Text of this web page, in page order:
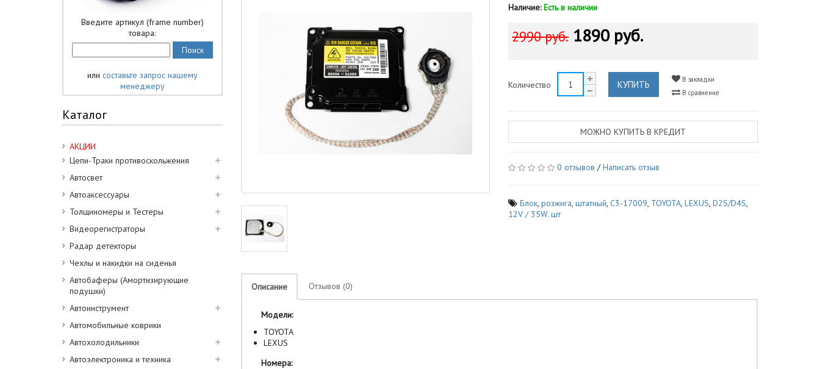
Введите артикул (frame number)
товара:
или составьте запрос нашему
менеджеру
Каталог
АКЦИИ
Цепи-Траки противоскольжения
Автосвет
Автоаксессуары
Толщиномеры и Тестеры
Видеорегистраторы
Радар детекторы
Чехлы и накидки на сиденья
Автобаферы (Амортизирующие
подушки)
Автоинструмент
Автомобильные коврики
Автохолодильники
Автоэлектроника и техника
Наличие: Есть в наличии
2990 руб. 1890 руб.
Количество КУПИТЬ
В закладки
В сравнение
МОЖНО КУПИТЬ В КРЕДИТ
0 отзывов /Написать отзыв
Блок,розжига,штатный,C3-17009, TOYOTA,LEXUS,D2S/D4S,
12V / 35W. шт
Описание Отзывов (0)
Модели:
TOYOTA
LEXUS
Номера: